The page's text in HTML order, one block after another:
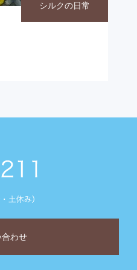
シルクの日常
合わせ